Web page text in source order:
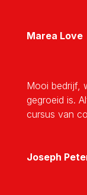
Marea Love
Mooi bedrijf,
gegroeid is.
cursus van
Joseph